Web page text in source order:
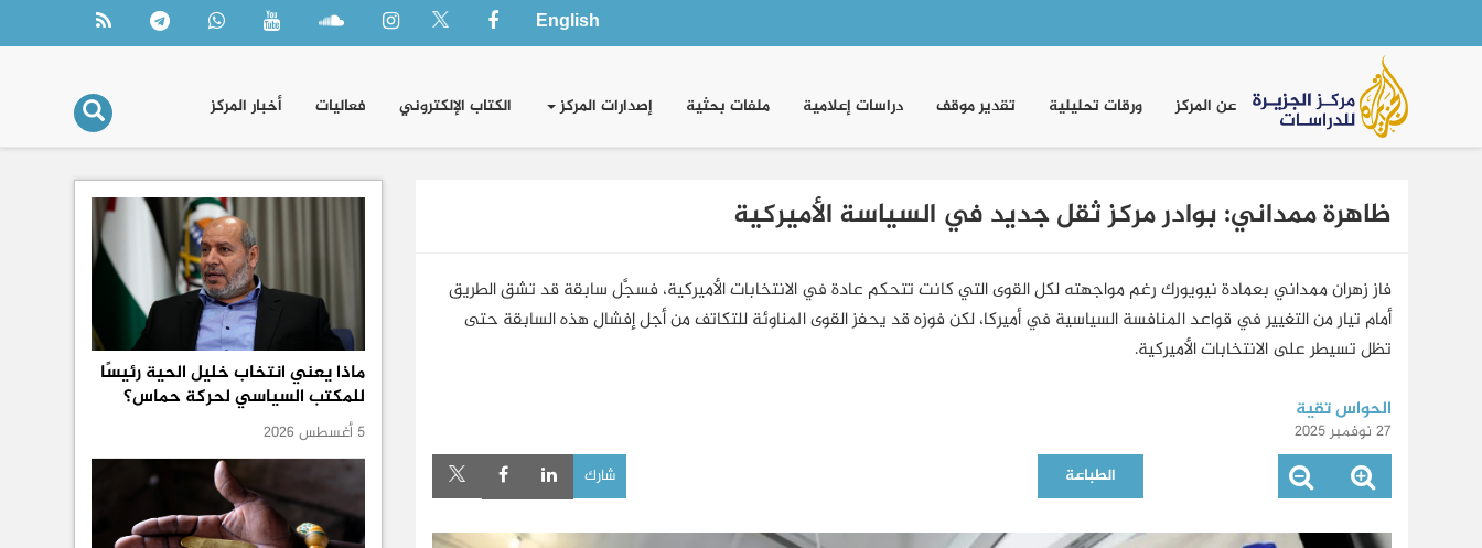
English
Main
navigation عن المركز ورقات تحليلية تقدير موقف دراسات إعلامية ملفات بحثية إصدارات المركز الكتاب الإلكتروني فعاليات أخبار المركز
ظاهرة ممداني: بوادر مركز ثقل جديد في السياسة الأميركية
فاز زهران ممداني بعمادة نيويورك رغم مواجهته لكل القوى التي كانت تتحكم عادة في الانتخابات الأميركية، فسجَّل سابقة قد تشق الطريق
أمام تيار من التغيير في قواعد المنافسة السياسية في أميركا، لكن فوزه قد يحفز القوى المناوئة للتكاتف من أجل إفشال هذه السابقة حتى
تظل تسيطر على الانتخابات الأميركية.
الحواس تقية
27 نوفمبر 2025
الطباعة شارك
ماذا يعني انتخاب خليل الحية رئيسًا
للمكتب السياسي لحركة حماس؟
5 أغسطس 2026